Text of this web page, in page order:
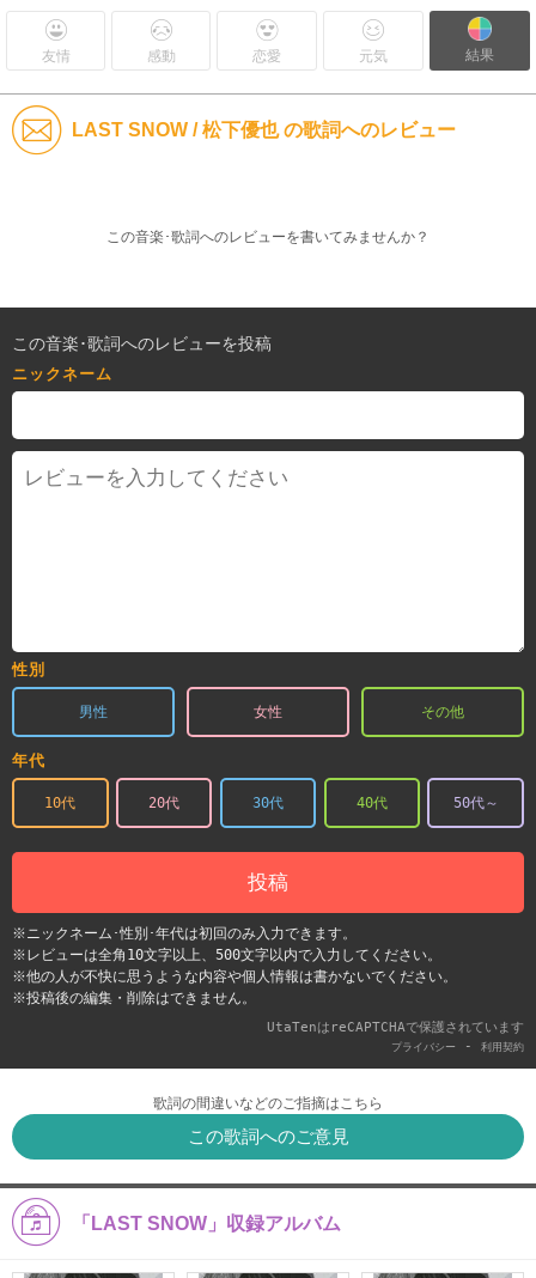
友情 感動 恋愛 元気 結果
LAST SNOW / 松下優也 の歌詞へのレビュー
この音楽･歌詞へのレビューを書いてみませんか？
この音楽･歌詞へのレビューを投稿
ニックネーム
性別
男性 女性 その他
年代
10代 20代 30代 40代 50代～
投稿
※ニックネーム･性別･年代は初回のみ入力できます。
※レビューは全角10文字以上、500文字以内で入力してください。
※他の人が不快に思うような内容や個人情報は書かないでください。
※投稿後の編集・削除はできません。
UtaTenはreCAPTCHAで保護されています
プライバシー - 利用契約
歌詞の間違いなどのご指摘はこちら
この歌詞へのご意見
「LAST SNOW」収録アルバム